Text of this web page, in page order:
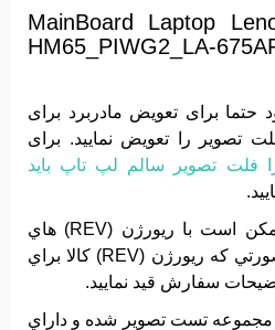
MainBoard Laptop
HM65_PIWG2_LA-
حتما برای تعویض مادربرد برای
تصویر را تعویض نمایید. برای
فلت تصویر سالم لپ تاپ باید
: اين مدل مادربرد ممکن است با ريورژن (REV) هاي
متفاوتي موجود باشد. در صورتي که ريورژن (REV) کالا براي
سفارش قيد نماييد.
مجموعه تست تصوير شده و داراي